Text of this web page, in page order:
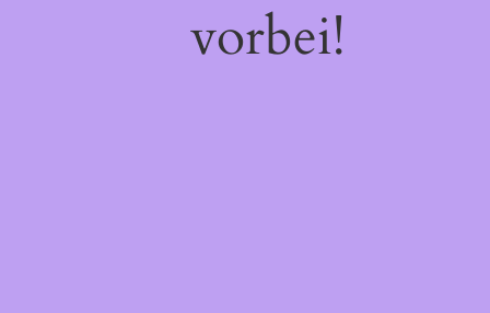
vorbei!